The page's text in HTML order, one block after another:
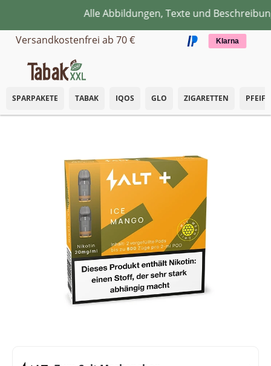
Zum Hauptinhalt springenAlle Abbildungen, Texte und
Versandkostenfrei ab 70 €
Klarna
SPARPAKETE TABAK IQOS GLO ZIGARETTEN